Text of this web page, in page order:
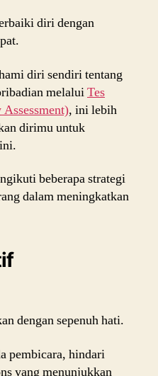
diri dengan
diri sendiri tentang
melaluiTes
, ini lebih
dirimu untuk
beberapa strategi
dalam meningkatkan
dengan sepenuh hati.
pembicara, hindari
yang menunjukkan